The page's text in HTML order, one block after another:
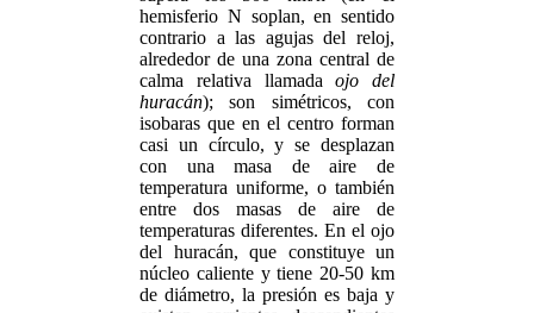
hemisferio N soplan, en sentido
contrario a las agujas del reloj,
alrededor de una zona central de
calma relativa llamadaojo del
huracán); son simétricos, con
isobaras que en el centro forman
casi un círculo, y se desplazan
con una masa de aire de
temperatura uniforme, o también
entre dos masas de aire de
temperaturas diferentes. En el ojo
del huracán, que constituye un
núcleo caliente y tiene 20-50 km
de diámetro, la presión es baja y